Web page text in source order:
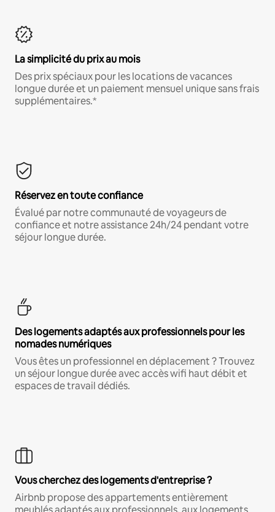
La simplicité du prix au mois
Des prix spéciaux pour les locations de vacances
longue durée et un paiement mensuel unique sans frais
supplémentaires.*
Réservez en toute confiance
Évalué par notre communauté de voyageurs de
confiance et notre assistance 24h/24 pendant votre
séjour longue durée.
Des logements adaptés aux professionnels pour les
nomades numériques
Vous êtes un professionnel en déplacement ? Trouvez
un séjour longue durée avec accès wifi haut débit et
espaces de travail dédiés.
Vous cherchez des logements d'entreprise ?
Airbnb propose des appartements entièrement